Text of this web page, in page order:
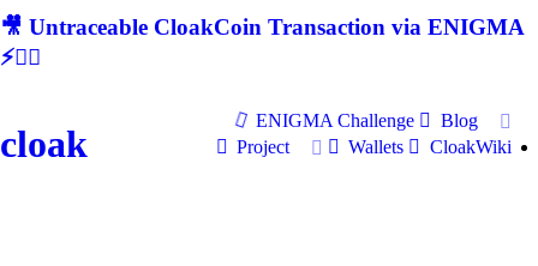
🎥 Untraceable CloakCoin Transaction via ENIGMA
⚡🕵‍♂
cloak
ENIGMA Challenge
Blog
Project
Wallets CloakWiki